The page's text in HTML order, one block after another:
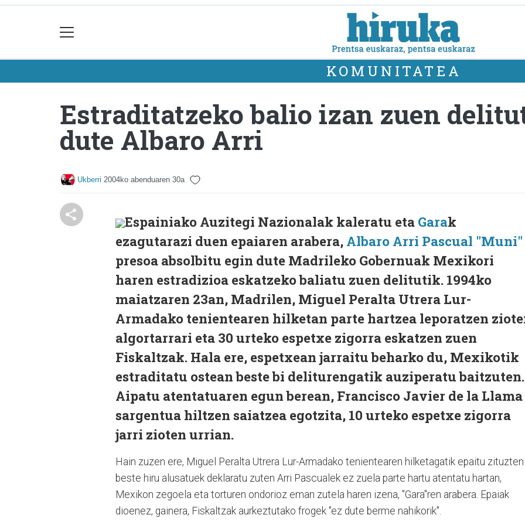
KOMUNITATEA
Estraditatzeko balio izan zuen
dute Albaro Arri
Ukberri 2004ko abenduaren 30a
Espainiako Auzitegi Nazionalak kaleratu eta Garak
ezagutarazi duen epaiaren arabera, Albaro Arri Pascual "Muni"
presoa absolbitu egin dute Madrileko Gobernuak Mexikori
haren estradizioa eskatzeko baliatu zuen delitutik. 1994ko
maiatzaren 23an, Madrilen, Miguel Peralta Utrera Lur-
Armadako tenientearen hilketan parte hartzea leporatzen
algortarrari eta 30 urteko espetxe zigorra eskatzen zuen
Fiskaltzak. Hala ere, espetxean jarraitu beharko du, Mexikotik
estraditatu ostean beste bi deliturengatik auziperatu baitzuten.
Aipatu atentatuaren egun berean, Francisco Javier de la Llama
sargentua hiltzen saiatzea egotzita, 10 urteko espetxe zigorra
jarri zioten urrian.
Hain zuzen ere, Miguel Peralta Utrera Lur-Armadako tenientearen hilketagatik epaitu zituzten
beste hiru alusatuek deklaratu zuten Arri Pascualek ez zuela parte hartu atentatu hartan,
Mexikon zegoela eta torturen ondorioz eman zutela haren izena, "Gara"ren arabera. Epaiak
dioenez, gainera, Fiskaltzak aurkeztutako frogek "ez dute berme nahikorik".